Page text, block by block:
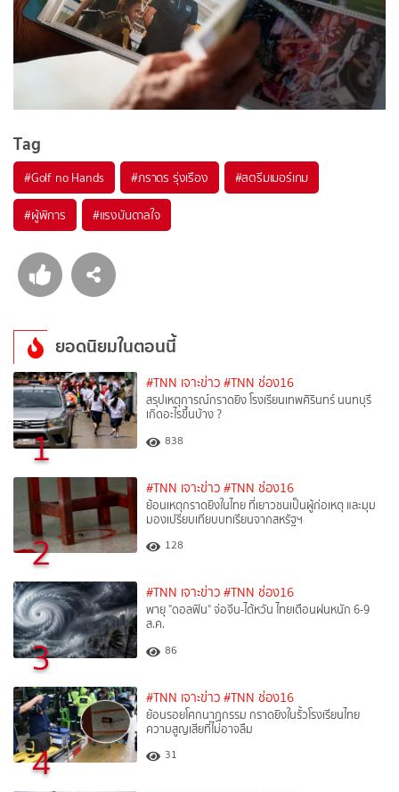
Tag
#Golf no Hands #ภราดร รุ่งเรือง #สตรีมเมอร์เกม
#ผู้พิการ #แรงบันดาลใจ
ยอดนิยมในตอนนี้
1
#TNN เจาะข่าว #TNN ช่อง16
สรุปเหตุการณ์กราดยิง โรงเรียนเทพศิรินทร์ นนทบุรี
เกิดอะไรขึ้นบ้าง ?
838
2
#TNN เจาะข่าว #TNN ช่อง16
ย้อนเหตุกราดยิงในไทย ที่เยาวชนเป็นผู้ก่อเหตุ และมุม
มองเปรียบเทียบบทเรียนจากสหรัฐฯ
128
3
#TNN เจาะข่าว #TNN ช่อง16
พายุ "ดอลฟิน" จ่อจีน-ไต้หวัน ไทยเตือนฝนหนัก 6-9
ส.ค.
86
4
#TNN เจาะข่าว #TNN ช่อง16
ย้อนรอยโศกนาฏกรรม กราดยิงในรั้วโรงเรียนไทย
ความสูญเสียที่ไม่อาจลืม
31